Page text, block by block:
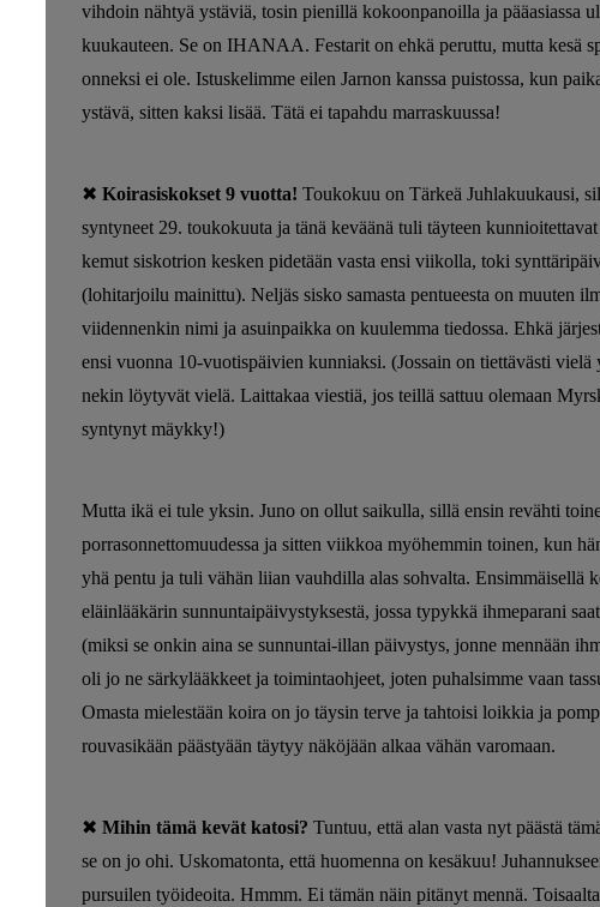
vihdoin nähtyä ystäviä, tosin pienillä kokoonpanoilla ja pääasiassa
kuukauteen. Se on IHANAA. Festarit on ehkä peruttu, mutta kesä
onneksi ei ole. Istuskelimme eilen Jarnon kanssa puistossa, kun
ystävä, sitten kaksi lisää. Tätä ei tapahdu marraskuussa!
✖ Koirasiskokset 9 vuotta! Toukokuu on Tärkeä Juhlakuukausi,
syntyneet 29. toukokuuta ja tänä keväänä tuli täyteen
kemut siskotrion kesken pidetään vasta ensi viikolla, toki
(lohitarjoilu mainittu). Neljäs sisko samasta pentueesta on muuten
viidennenkin nimi ja asuinpaikka on kuulemma tiedossa. Ehkä
ensi vuonna 10-vuotispäivien kunniaksi. (Jossain on tiettävästi
nekin löytyvät vielä. Laittakaa viestiä, jos teillä sattuu olemaan
syntynyt mäykky!)
Mutta ikä ei tule yksin. Juno on ollut saikulla, sillä ensin revähti
porrasonnettomuudessa ja sitten viikkoa myöhemmin toinen, kun
yhä pentu ja tuli vähän liian vauhdilla alas sohvalta. Ensimmäisellä
eläinlääkärin sunnuntaipäivystyksestä, jossa typykkä ihmeparani
(miksi se onkin aina se sunnuntai-illan päivystys, jonne mennään
oli jo ne särkylääkkeet ja toimintaohjeet, joten puhalsimme vaan
Omasta mielestään koira on jo täysin terve ja tahtoisi loikkia ja
rouvasikään päästyään täytyy näköjään alkaa vähän varomaan.
✖ Mihin tämä kevät katosi? Tuntuu, että alan vasta nyt päästä
se on jo ohi. Uskomatonta, että huomenna on kesäkuu!
pursuilen työideoita. Hmmm. Ei tämän näin pitänyt mennä.